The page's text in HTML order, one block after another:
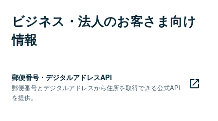
ビジネス・法人のお客さま向け
情報
郵便番号・デジタルアドレスAPI
郵便番号とデジタルアドレスから住所を取得できる公式API
を提供。